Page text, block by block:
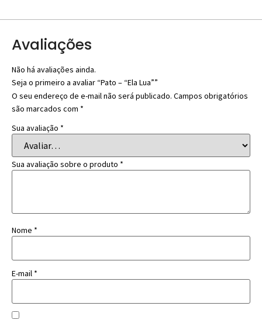
Avaliações
Não há avaliações ainda.
Seja o primeiro a avaliar “Pato – “Ela Lua””
O seu endereço de e-mail não será publicado. Campos obrigatórios
são marcados com *
Sua avaliação *
Sua avaliação sobre o produto *
Nome *
E-mail *